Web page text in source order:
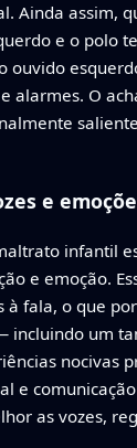
Ainda assim,
e o polo
ouvido
alarmes. O
e
infantil
e emoção.
fala, o que
um
nocivas
e
as vozes,